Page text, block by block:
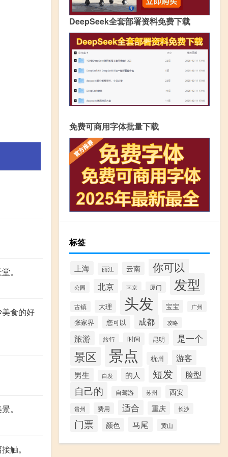
。
食的好
。
触。
DeepSeek全套部署资料免费下载
免费可商用字体批量下载
标签
上海 丽江 云南 你可以
公园 北京 南京 厦门 发型
古镇 大理 头发 宝宝 广州
张家界 您可以 成都 攻略
旅游 旅行 时间 昆明 是一个
景区 景点 杭州 游客
男生 白发 的人 短发 脸型
自己的 自驾游 苏州 西安
贵州 费用 适合 重庆 长沙
门票 颜色 马尾 黄山